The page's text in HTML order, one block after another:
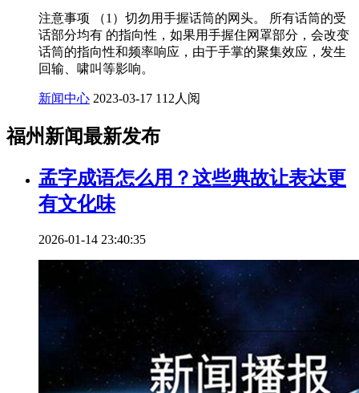
注意事项 （1）切勿用手握话筒的网头。 所有话筒的受
话部分均有 的指向性，如果用手握住网罩部分，会改变
话筒的指向性和频率响应，由于手掌的聚集效应，发生
回输、啸叫等影响。
新闻中心 2023-03-17 112人阅
福州新闻最新发布
孟字成语怎么用？这些典故让表达更
有文化味
2026-01-14 23:40:35